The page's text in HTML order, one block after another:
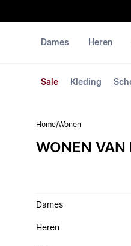
Dames
Sale Kleding
Heren
Home/Wonen
WONEN VAN
Dames
Heren